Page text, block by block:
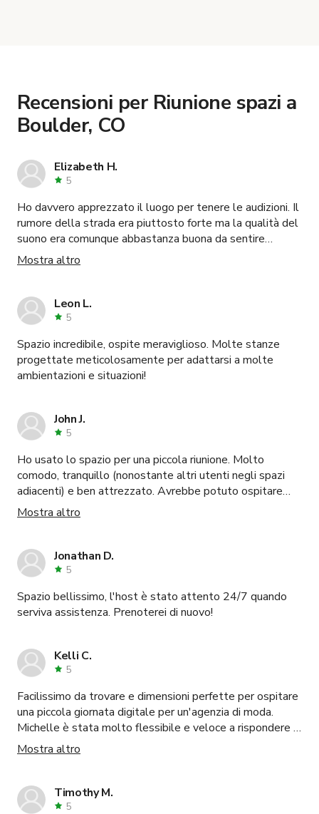
Recensioni per Riunione spazi a
Boulder, CO
Elizabeth H.
5
Ho davvero apprezzato il luogo per tenere le audizioni. Il
rumore della strada era piuttosto forte ma la qualità del
suono era comunque abbastanza buona da sentire
chiaramente gli attori. Dylan è stato molto disponibile
assicurandosi che avessimo tutto il necessario e
sala d'attesa. Userei sicuramente di nuovo questo
spazio!
Mostra altro
Leon L.
5
Spazio incredibile, ospite meraviglioso. Molte stanze
progettate meticolosamente per adattarsi a molte
ambientazioni e situazioni!
John J.
5
Ho usato lo spazio per una piccola riunione. Molto
comodo, tranquillo (nonostante altri utenti negli spazi
adiacenti) e ben attrezzato. Avrebbe potuto ospitare
facilmente 10-12 persone - buon monitor grande, pronto
all'uso così come la lavagna. Userò di nuovo questo
Mostra altro
Jonathan D.
5
Spazio bellissimo, l'host è stato attento 24/7 quando
serviva assistenza. Prenoterei di nuovo!
Kelli C.
5
Facilissimo da trovare e dimensioni perfette per ospitare
una piccola giornata digitale per un'agenzia di moda.
Michelle è stata molto flessibile e veloce a rispondere -
userò sicuramente di nuovo questo spazio!
Mostra altro
Timothy M.
5